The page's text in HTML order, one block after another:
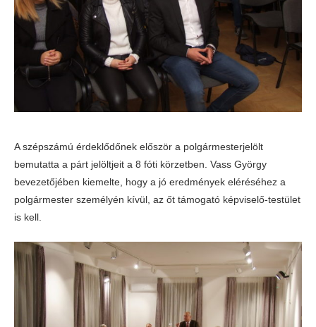
A szépszámú érdeklődőnek először a polgármesterjelölt
bemutatta a párt jelöltjeit a 8 fóti körzetben. Vass György
bevezetőjében kiemelte, hogy a jó eredmények eléréséhez a
polgármester személyén kívül, az őt támogató képviselő-testület
is kell.